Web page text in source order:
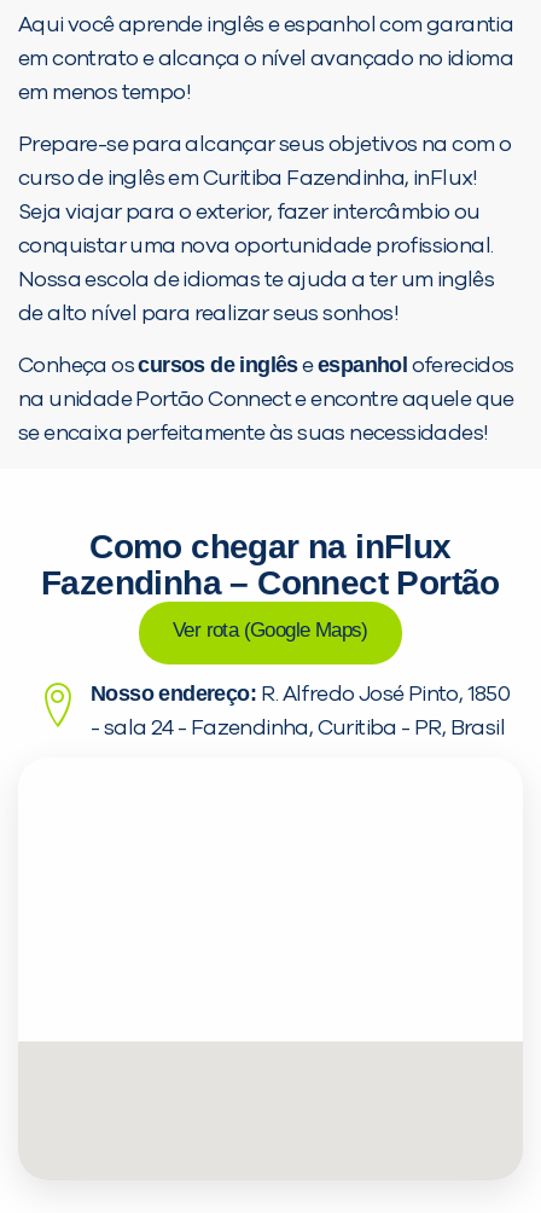
Aqui você aprende inglês e espanhol com garantia
em contrato e alcança o nível avançado no idioma
em menos tempo!
Prepare-se para alcançar seus objetivos na com o
curso de inglês em Curitiba Fazendinha, inFlux!
Seja viajar para o exterior, fazer intercâmbio ou
conquistar uma nova oportunidade profissional.
Nossa escola de idiomas te ajuda a ter um inglês
de alto nível para realizar seus sonhos!
Conheça oscursos de inglêseespanhol oferecidos
na unidade Portão Connect e encontre aquele que
se encaixa perfeitamente às suas necessidades!
Como chegar na inFlux
Fazendinha – Connect Portão
Ver rota (Google Maps)
Nosso endereço: R. Alfredo José Pinto, 1850
- sala 24 - Fazendinha, Curitiba - PR, Brasil